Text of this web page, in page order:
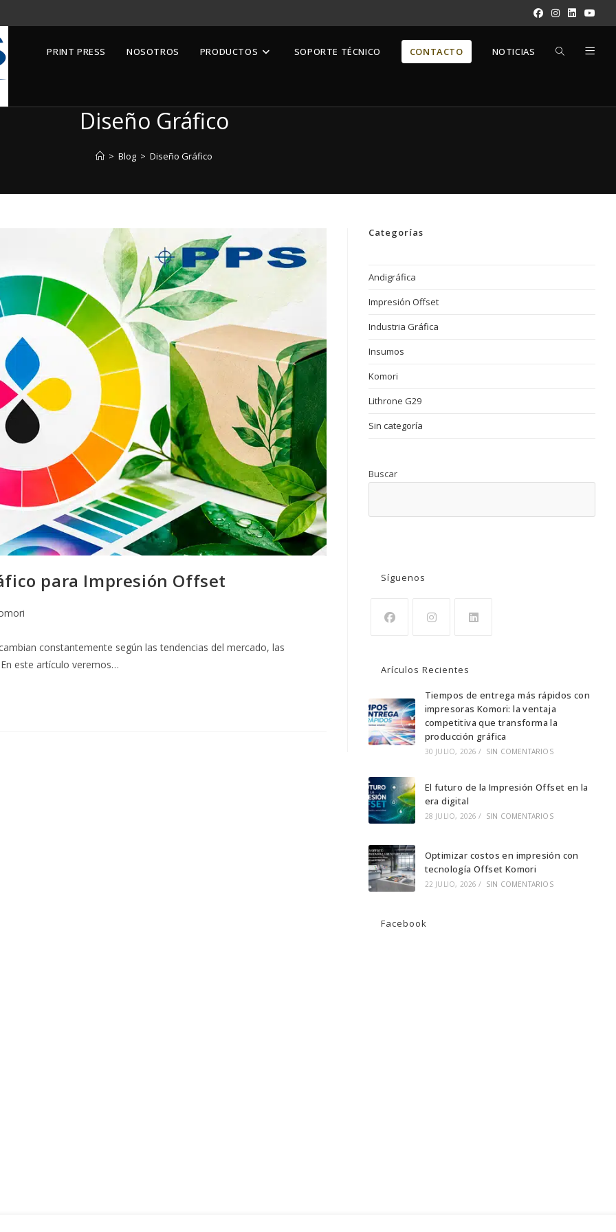
PRINT PRESS NOSOTROS PRODUCTOS SOPORTE TÉCNICO CONTACTO NOTICIAS ALTERNAR
Diseño Gráfico
> Blog > Diseño Gráfico
para Impresión Offset
constantemente según las tendencias del mercado, las
este artículo veremos…
Categorías
Andigráfica
Impresión Offset
Industria Gráfica
Insumos
Komori
Lithrone G29
Sin categoría
Buscar
Síguenos
una
nueva
pestaña
una
nueva
pestaña
una
nueva
pestaña
Arículos Recientes
Tiempos de entrega más rápidos con
impresoras Komori: la ventaja
competitiva que transforma la
producción gráfica
30 JULIO, 2026 / SIN COMENTARIOS
El futuro de la Impresión Offset en la
era digital
28 JULIO, 2026 / SIN COMENTARIOS
Optimizar costos en impresión con
tecnología Offset Komori
22 JULIO, 2026 / SIN COMENTARIOS
Facebook